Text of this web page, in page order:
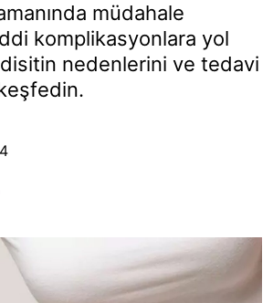
müdahale
komplikasyonlara yol
nedenlerini ve tedavi